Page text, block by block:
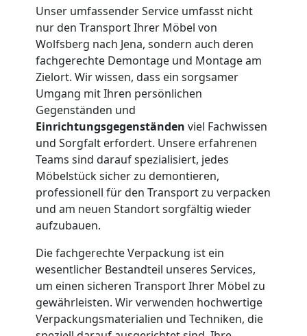
Unser umfassender Service umfasst nicht
nur den Transport Ihrer Möbel von
Wolfsberg nach Jena, sondern auch deren
fachgerechte Demontage und Montage am
Zielort. Wir wissen, dass ein sorgsamer
Umgang mit Ihren persönlichen
Gegenständen und
Einrichtungsgegenständen viel Fachwissen
und Sorgfalt erfordert. Unsere erfahrenen
Teams sind darauf spezialisiert, jedes
Möbelstück sicher zu demontieren,
professionell für den Transport zu verpacken
und am neuen Standort sorgfältig wieder
aufzubauen.
Die fachgerechte Verpackung ist ein
wesentlicher Bestandteil unseres Services,
um einen sicheren Transport Ihrer Möbel zu
gewährleisten. Wir verwenden hochwertige
Verpackungsmaterialien und Techniken, die
Wolfsberg
Kleiner
Umzug
Wolfsberg
Küchenumzug
Wolfsberg
Umzug
und